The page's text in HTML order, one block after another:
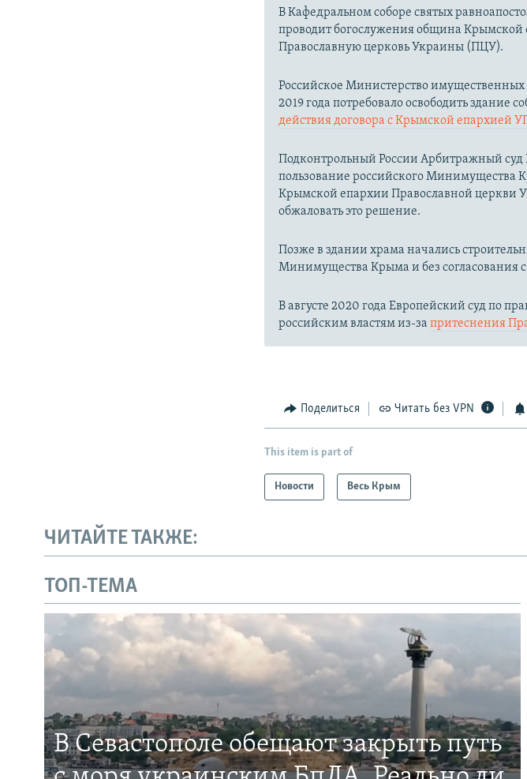
В Кафедральном соборе святых
проводит богослужения община
Православную церковь Украины (ПЦУ).
Российское Министерство
2019 года потребовало освободить здание
действия договора с Крымской епархией
Подконтрольный России Арбитражный суд
пользование российского Минимущества
Крымской епархии Православной церкви
обжаловать это решение.
Позже в здании храма начались
Минимущества Крыма и без согласования
В августе 2020 года Европейский суд по
российским властям из-запритеснения
Поделиться Читать без VPN
This item is part of
Новости Весь Крым
ЧИТАЙТЕ ТАКЖЕ:
ТОП-ТЕМА
В Севастополе обещают закрыть путь